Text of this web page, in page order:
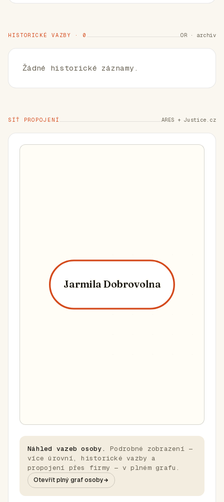
HISTORICKÉ VAZBY · 0 OR · archiv
Žádné historické záznamy.
SÍŤ PROPOJENÍ ARES + Justice.cz
Jarmila Dobrovolna
Náhled vazeb osoby.
Podrobné zobrazení —
více úrovní, historické vazby a
propojení přes firmy — v plném grafu.
Otevřít plný graf osoby